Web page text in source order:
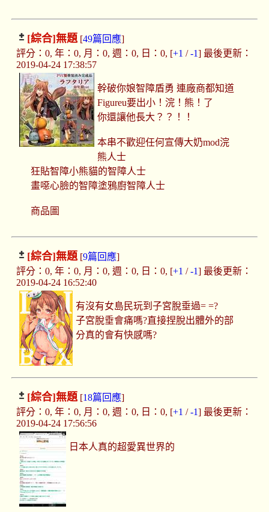
[綜合]無題[49篇回應]
評分：0, 年：0, 月：0, 週：0, 日：0, [+1 /-1] 最後更新：
2019-04-24 17:38:57
幹破你娘智障盾勇 連廠商都知道
Figureu要出小！浣！熊！了
你還讓他長大？？！！
本串不歡迎任何宣傳大奶mod浣
熊人士
狂貼智障小熊貓的智障人士
畫噁心臉的智障塗鴉廚智障人士
商品圖
[綜合]無題[9篇回應]
評分：0, 年：0, 月：0, 週：0, 日：0, [+1 /-1] 最後更新：
2019-04-24 16:52:40
有沒有女島民玩到子宮脫垂過= =?
子宮脫垂會痛嗎?直接捏脫出體外的部
分真的會有快感嗎?
[綜合]無題[18篇回應]
評分：0, 年：0, 月：0, 週：0, 日：0, [+1 /-1] 最後更新：
2019-04-24 17:56:56
日本人真的超愛異世界的